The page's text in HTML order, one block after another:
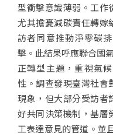
型衝擊意識薄弱。工作
尤其擔憂減碳責任轉嫁
訪者同意推動淨零碳
擊。此結果呼應聯合國
正轉型主題，重視氣
性。調查發現臺灣社會
現象，但大部分受訪者
好共同決策機制，基層
工表達意見的管道。並